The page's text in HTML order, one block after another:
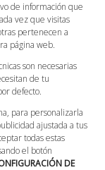
de información que
vez que visitas
pertenecen a
página web.
son necesarias
de tu
defecto.
para personalizarla
ajustada a tus
todas estas
el botón
DE